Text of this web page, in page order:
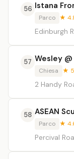
56 Istana
Parco ★
Edinburgh
57 Wesley
Chiesa ★ 5
2 Handy
58 ASEAN
Parco ★
Percival